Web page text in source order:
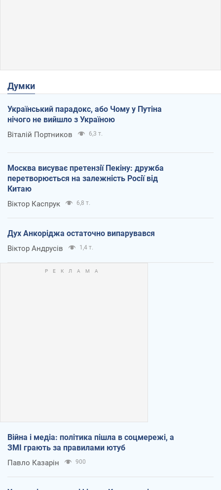
Думки
Український парадокс, або Чому у Путіна
нічого не вийшло з Україною
Віталій Портников 6,3 т.
Москва висуває претензії Пекіну: дружба
перетворюється на залежність Росії від
Китаю
Віктор Каспрук 6,8 т.
Дух Анкоріджа остаточно випарувався
Віктор Андрусів 1,4 т.
Війна і медіа: політика пішла в соцмережі, а
ЗМІ грають за правилами ютуб
Павло Казарін 900